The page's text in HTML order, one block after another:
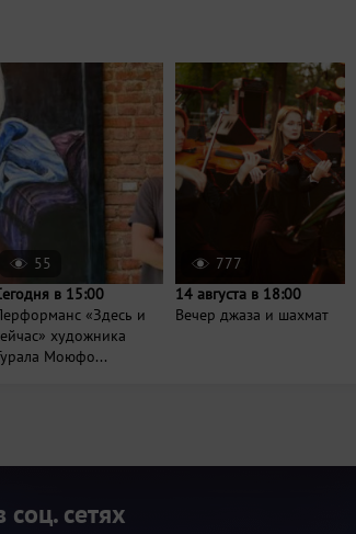
55
в 15:00
«Здесь и
художника
Моюфо...
777
14 августа в 18:00
Вечер джаза и шахмат
сетях